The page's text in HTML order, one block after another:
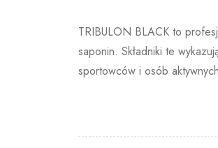
TRIBULON BLACK to
saponin. Składniki te
sportowców i osób